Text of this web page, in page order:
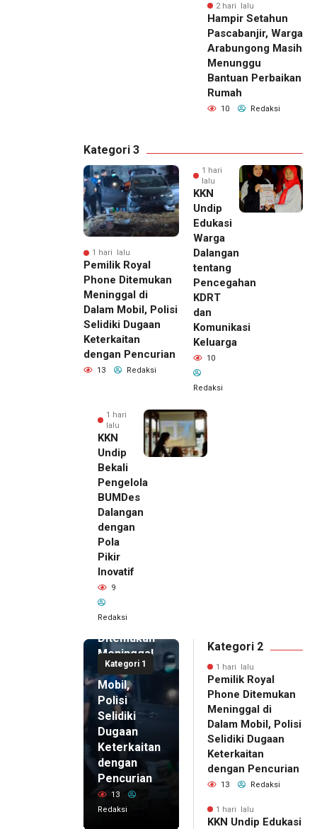
2 hari lalu
Hampir Setahun
Pascabanjir, Warga
Arabungong Masih
Menunggu
Bantuan Perbaikan
Rumah
10 Redaksi
Kategori 3
1 hari lalu
Pemilik Royal
Phone Ditemukan
Meninggal di
Dalam Mobil, Polisi
Selidiki Dugaan
Keterkaitan
dengan Pencurian
13 Redaksi
1 hari
lalu
KKN
Undip
Edukasi
Warga
Dalangan
tentang
Pencegahan
KDRT
dan
Komunikasi
Keluarga
10
Redaksi
1 hari
lalu
KKN
Undip
Bekali
Pengelola
BUMDes
Dalangan
dengan
Pola
Pikir
Inovatif
9
Redaksi
Kategori 1
1 hari lalu
Pemilik
Royal
Phone
Ditemukan
Meninggal
di Dalam
Mobil,
Polisi
Selidiki
Dugaan
Keterkaitan
dengan
Pencurian
13
Redaksi
Kategori 2
1 hari lalu
Pemilik Royal
Phone Ditemukan
Meninggal di
Dalam Mobil, Polisi
Selidiki Dugaan
Keterkaitan
dengan Pencurian
13 Redaksi
1 hari lalu
KKN Undip Edukasi